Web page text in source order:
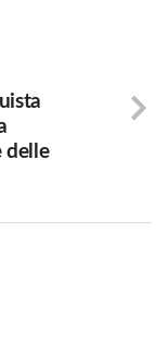
delle